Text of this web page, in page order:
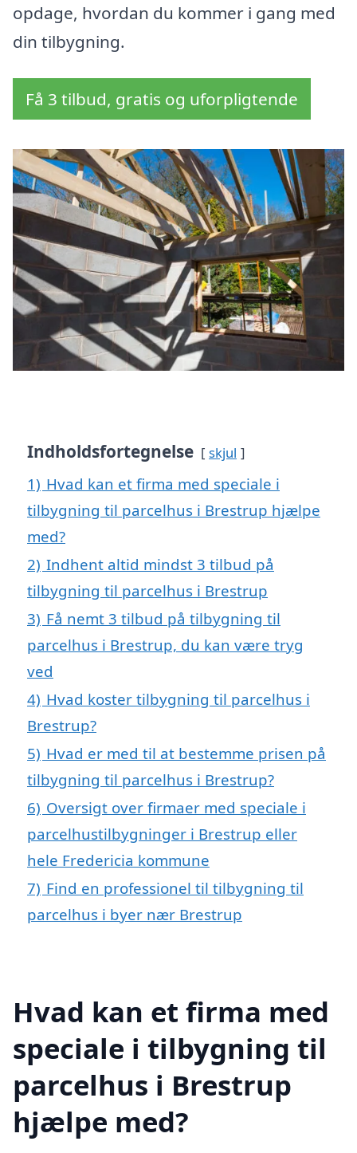
opdage, hvordan du kommer i gang med
din tilbygning.
Få 3 tilbud, gratis og uforpligtende
Indholdsfortegnelse skjul
1) Hvad kan et firma med speciale i
tilbygning til parcelhus i Brestrup hjælpe
med?
2) Indhent altid mindst 3 tilbud på
tilbygning til parcelhus i Brestrup
3) Få nemt 3 tilbud på tilbygning til
parcelhus i Brestrup, du kan være tryg
ved
4) Hvad koster tilbygning til parcelhus i
Brestrup?
5) Hvad er med til at bestemme prisen på
tilbygning til parcelhus i Brestrup?
6) Oversigt over firmaer med speciale i
parcelhustilbygninger i Brestrup eller
hele Fredericia kommune
7) Find en professionel til tilbygning til
parcelhus i byer nær Brestrup
Hvad kan et firma med
speciale i tilbygning til
parcelhus i Brestrup
hjælpe med?